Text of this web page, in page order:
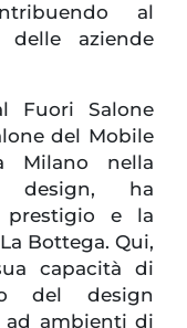
al
aziende
Fuori Salone
del Mobile
Milano nella
design, ha
prestigio e la
Bottega. Qui,
capacità di
del design
ad ambienti di